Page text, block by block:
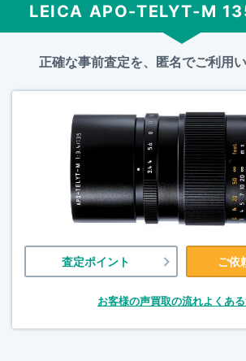
LEICA APO-TELYT-M
正確な事前査定を、匿名でご利用い
査定ポイント ご依
お客様の声買取の流れよくあ